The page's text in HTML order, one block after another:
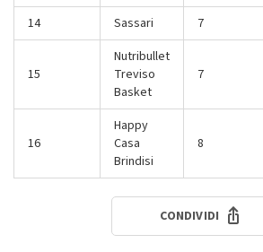
14
Sassari 7
15
Nutribullet
Treviso
Basket
7
16
Happy
Casa
Brindisi
8
CONDIVIDI